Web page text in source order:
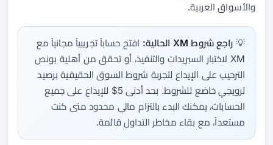
والأسواق العربية.
💡 راجع شروط XM الحالية:
افتح حساباً تجريبياً مجانياً مع
XM لاختبار السبريدات والتنفيذ، أو تحقق من أهلية بونص
الترحيب على الإيداع لتجربة شروط السوق الحقيقية برصيد
ترويجي خاضع للشروط. بحد أدنى 5$ للإيداع على جميع
الحسابات، يمكنك البدء بالتزام مالي محدود متى كنت
مستعداً، مع بقاء مخاطر التداول قائمة.